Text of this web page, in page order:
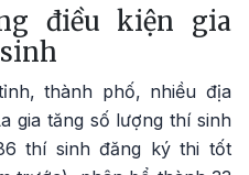
điều kiện gia
thành phố, nhiều địa
gia tăng số lượng thí sinh
thí sinh đăng ký thi tốt